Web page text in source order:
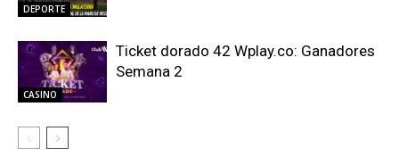
DEPORTE
CASINO
Ticket dorado 42 Wplay.co: Ganadores
Semana 2